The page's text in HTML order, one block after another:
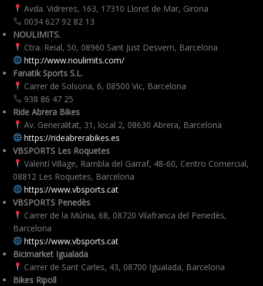
Avda. Vidreres, 163, 17310 Lloret de Mar, Girona
0034 627 92 82 13
NOULIMITS.
Ctra. Reial, 50, 08960 Sant Just Desvern, Barcelona
http://www.noulimits.com/
Fanatik Sports S.L.
Carrer de Solsona, 6, 08500 Vic, Barcelona
938 86 47 25
Ride Abrera Bikes
Av. Generalitat, 31, local 2, 08630 Abrera, Barcelona
https://rideabrerabikes.es
VBSPORTS Les Roquetes
Valentí Village, Rambla del Garraf, 48-60, Centro Comercial,
08812 Les Roquetes, Barcelona
https://www.vbsports.cat
VBSPORTS Penedès
Carrer de la Múnia, 68, 08720 Vilafranca del Penedès,
Barcelona
https://www.vbsports.cat
Bicimarket Igualada
Carrer de Sant Carles, 43, 08700 Igualada, Barcelona
Bikes Ripoll